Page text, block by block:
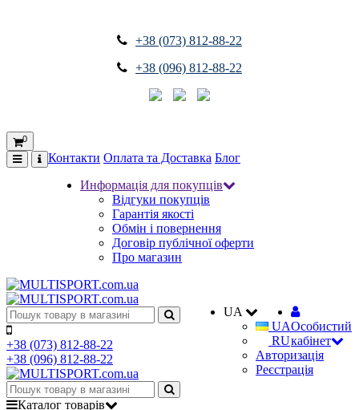
+38 (073) 812-88-22
+38 (096) 812-88-22
0
Контакти Оплата та Доставка Блог
Информація для покупців
Відгуки покупців
Гарантія якості
Обмін і повернення
Договір публічної оферти
Про магазин
UA
UA
RU
Особистий
кабінет
Авторизація
Реєстрація
+38 (073) 812-88-22
+38 (096) 812-88-22
Каталог товарів